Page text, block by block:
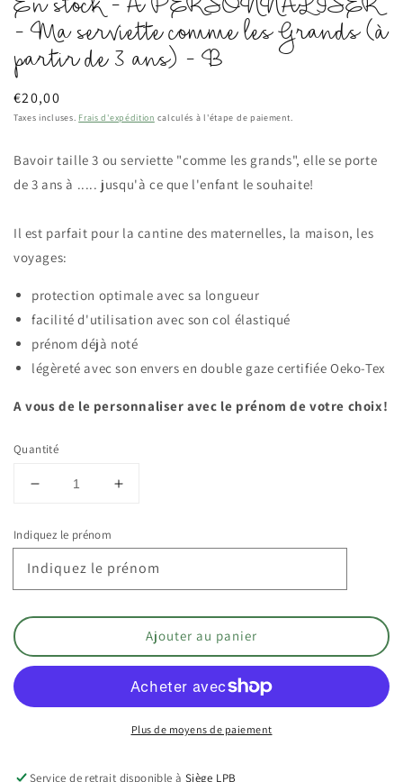
- Ma serviette comme les Grands (à
partir de 3 ans) - B
Prix
habituel
€20,00
Taxes incluses. Frais d'expédition calculés à l'étape de paiement.
Bavoir taille 3 ou serviette "comme les grands", elle se porte
de 3 ans à ..... jusqu'à ce que l'enfant le souhaite!
Il est parfait pour la cantine des maternelles, la maison, les
voyages:
protection optimale avec sa longueur
facilité d'utilisation avec son col élastiqué
prénom déjà noté
légèreté avec son envers en double gaze certifiée Oeko-Tex
A vous de le personnaliser avec le prénom de votre choix!
Quantité
Réduire
quantité
de
En
stock
A
PERSONNALISER
-
(à
Augmenter
de
En
stock
A
PERSONNALISER
-
Ma
les
(à
Indiquez le prénom
Indiquez le prénom
Ajouter au panier
Plus de moyens de paiement
Service de retrait disponible à Siège LPB